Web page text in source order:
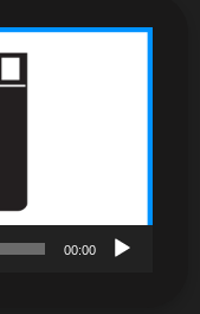
00:00